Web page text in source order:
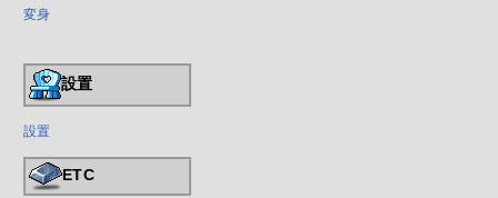
変身
設置
設置
ETC